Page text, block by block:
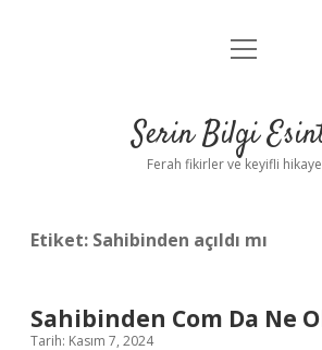
Anasayfa
Yasal Uyarı
menüyü
Serin Bilgi
Ferah fikirler ve keyifli
Etiket: Sahibinden açıldı mı
Sahibinden Com Da Ne
Tarih: Kasım 7, 2024